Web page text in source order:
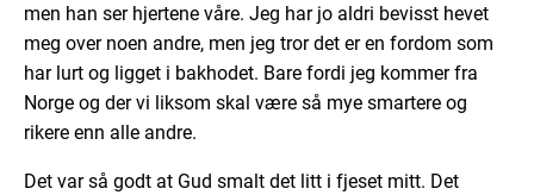
men han ser hjertene våre. Jeg har jo aldri bevisst hevet
meg over noen andre, men jeg tror det er en fordom som
har lurt og ligget i bakhodet. Bare fordi jeg kommer fra
Norge og der vi liksom skal være så mye smartere og
rikere enn alle andre.
Det var så godt at Gud smalt det litt i fjeset mitt. Det